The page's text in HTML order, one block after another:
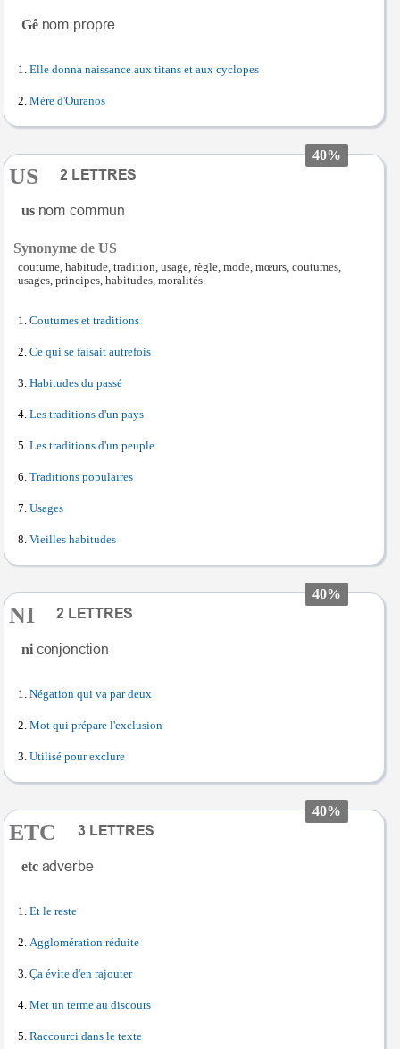
Gê
Elle donna naissance aux titans et aux cyclopes
Mère d'Ouranos
40%
US
us
Synonyme de US
coutume, habitude, tradition, usage, règle, mode, mœurs, coutumes,
usages, principes, habitudes, moralités.
Coutumes et traditions
Ce qui se faisait autrefois
Habitudes du passé
Les traditions d'un pays
Les traditions d'un peuple
Traditions populaires
Usages
Vieilles habitudes
40%
NI
ni
Négation qui va par deux
Mot qui prépare l'exclusion
Utilisé pour exclure
40%
ETC
etc
Et le reste
Agglomération réduite
Ça évite d'en rajouter
Met un terme au discours
Raccourci dans le texte